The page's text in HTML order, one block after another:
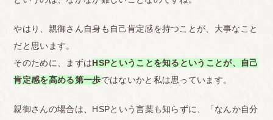
やはり、親御さん自身も自己肯定感を持つことが、大事なこと
だと思います。
そのために、まずはHSPということを知るということが、自己
肯定感を高める第一歩ではないかと私は思っています。
親御さんの場合は、HSPという言葉も知らずに、「なんか自分